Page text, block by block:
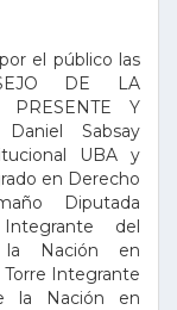
el público las
DE LA
PRESENTE Y
Sabsay
UBA y
en Derecho
Diputada
del
la Nación en
Integrante
la Nación en